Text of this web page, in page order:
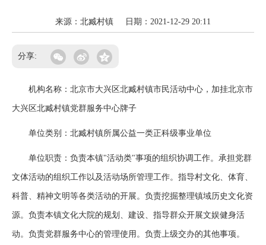
来源：北臧村镇 日期：2021-12-29 20:11
分享:
机构名称：北京市大兴区北臧村镇市民活动中心，加挂北京市
大兴区北臧村镇党群服务中心牌子
单位类别：北臧村镇所属公益一类正科级事业单位
单位职责：负责本镇"活动类"事项的组织协调工作。承担党群
文体活动的组织工作以及活动场所管理工作。指导村文化、体育、
科普、精神文明等各类活动的开展。负责挖掘整理镇域历史文化资
源。负责本镇文化大院的规划、建设、指导群众开展文娱健身活
动。负责党群服务中心的管理使用。负责上级交办的其他事项。